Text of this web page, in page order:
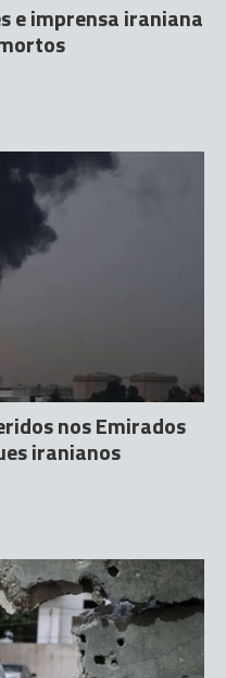
e imprensa iraniana
nos Emirados
iranianos